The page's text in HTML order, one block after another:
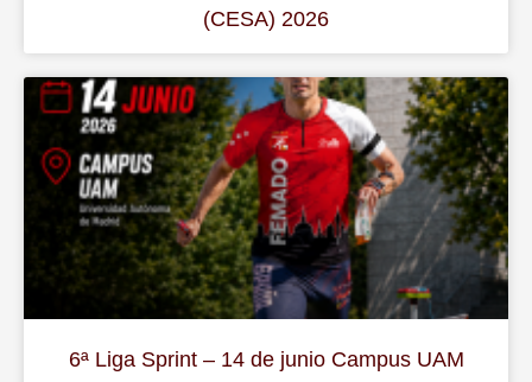
(CESA) 2026
6ª Liga Sprint – 14 de junio Campus UAM